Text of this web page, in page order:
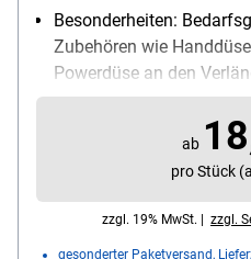
Besonderheiten:
Zubehören wie
Powerdüse an den
problemlose Reinigung
Lieferumfang: 1x
ab
pro Stück
zzgl. 19% MwSt. | zzgl.
gesonderter Paketversand,